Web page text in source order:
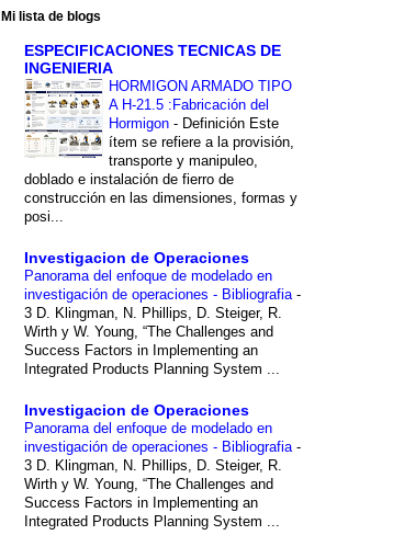
Mi lista de blogs
ESPECIFICACIONES TECNICAS DE
INGENIERIA
HORMIGON ARMADO TIPO
A H-21.5 :Fabricación del
Hormigon - Definición Este
ítem se refiere a la provisión,
transporte y manipuleo,
doblado e instalación de fierro de
construcción en las dimensiones, formas y
posi...
Investigacion de Operaciones
Panorama del enfoque de modelado en
investigación de operaciones - Bibliografia -
3 D. Klingman, N. Phillips, D. Steiger, R.
Wirth y W. Young, “The Challenges and
Success Factors in Implementing an
Integrated Products Planning System ...
Investigacion de Operaciones
Panorama del enfoque de modelado en
investigación de operaciones - Bibliografia -
3 D. Klingman, N. Phillips, D. Steiger, R.
Wirth y W. Young, “The Challenges and
Success Factors in Implementing an
Integrated Products Planning System ...